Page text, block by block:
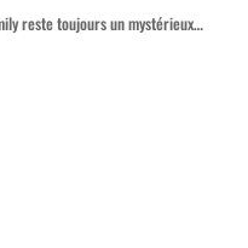
reste toujours un mystérieux…